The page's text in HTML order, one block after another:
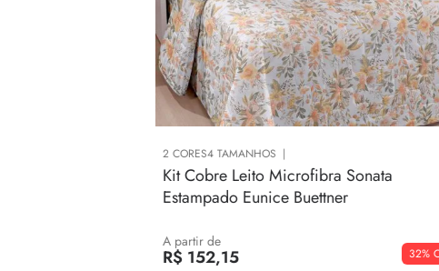
2 CORES4 TAMANHOS
Kit Cobre Leito Microfibra Sonata
Estampado Eunice Buettner
A partir de
R$ 152,15 32%